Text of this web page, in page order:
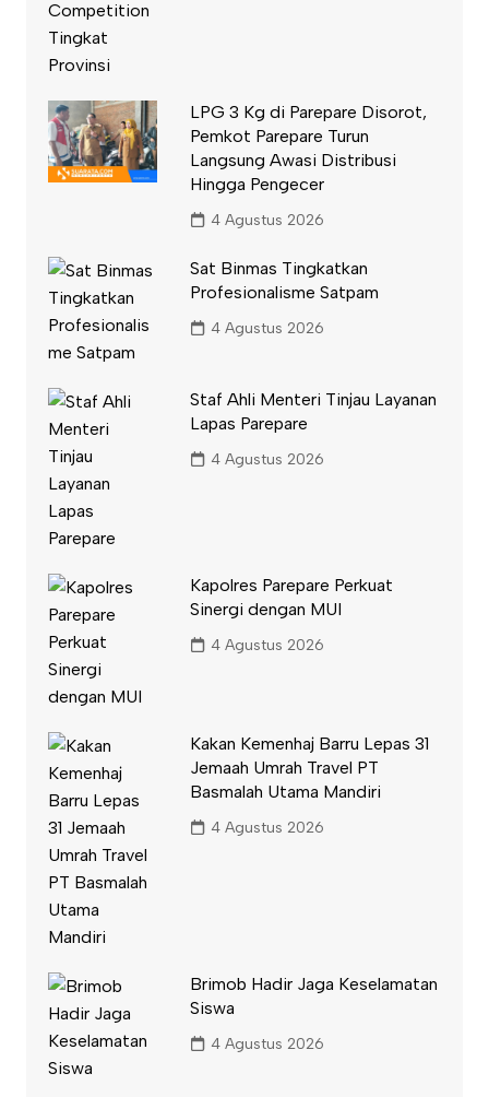
LPG 3 Kg di Parepare Disorot,
Pemkot Parepare Turun
Langsung Awasi Distribusi
Hingga Pengecer
4 Agustus 2026
Sat Binmas Tingkatkan
Profesionalisme Satpam
4 Agustus 2026
Staf Ahli Menteri Tinjau Layanan
Lapas Parepare
4 Agustus 2026
Kapolres Parepare Perkuat
Sinergi dengan MUI
4 Agustus 2026
Kakan Kemenhaj Barru Lepas 31
Jemaah Umrah Travel PT
Basmalah Utama Mandiri
4 Agustus 2026
Brimob Hadir Jaga Keselamatan
Siswa
4 Agustus 2026